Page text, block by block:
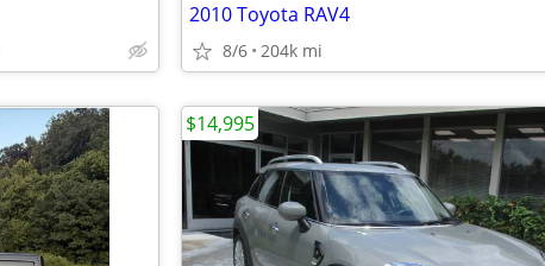
2010 Toyota RAV4
8/6 204k mi
$14,995